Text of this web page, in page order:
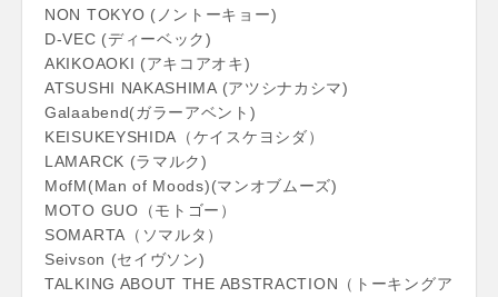
NON TOKYO (ノントーキョー)
D-VEC (ディーベック)
AKIKOAOKI (アキコアオキ)
ATSUSHI NAKASHIMA (アツシナカシマ)
Galaabend(ガラーアベント)
KEISUKEYSHIDA（ケイスケヨシダ）
LAMARCK (ラマルク)
MofM(Man of Moods)(マンオブムーズ)
MOTO GUO（モトゴー）
SOMARTA（ソマルタ）
Seivson (セイヴソン)
TALKING ABOUT THE ABSTRACTION（トーキングア